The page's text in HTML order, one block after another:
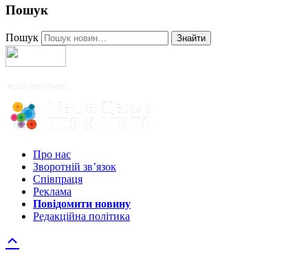
Пошук
Пошук Знайти
Про нас
Зворотній зв’язок
Співпраця
Реклама
Повідомити новину
Редакційна політика